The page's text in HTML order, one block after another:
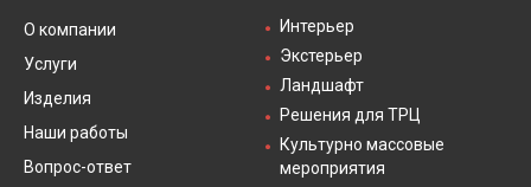
О компании
Услуги
Изделия
Наши работы
Вопрос-ответ
Интерьер
Экстерьер
Ландшафт
Решения для ТРЦ
Культурно массовые
мероприятия